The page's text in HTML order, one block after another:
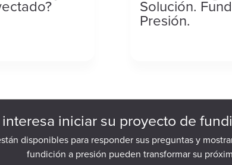
Solución.
Presión.
interesa iniciar su proyecto de
disponibles para responder sus preguntas y
fundición a presión pueden transformar su